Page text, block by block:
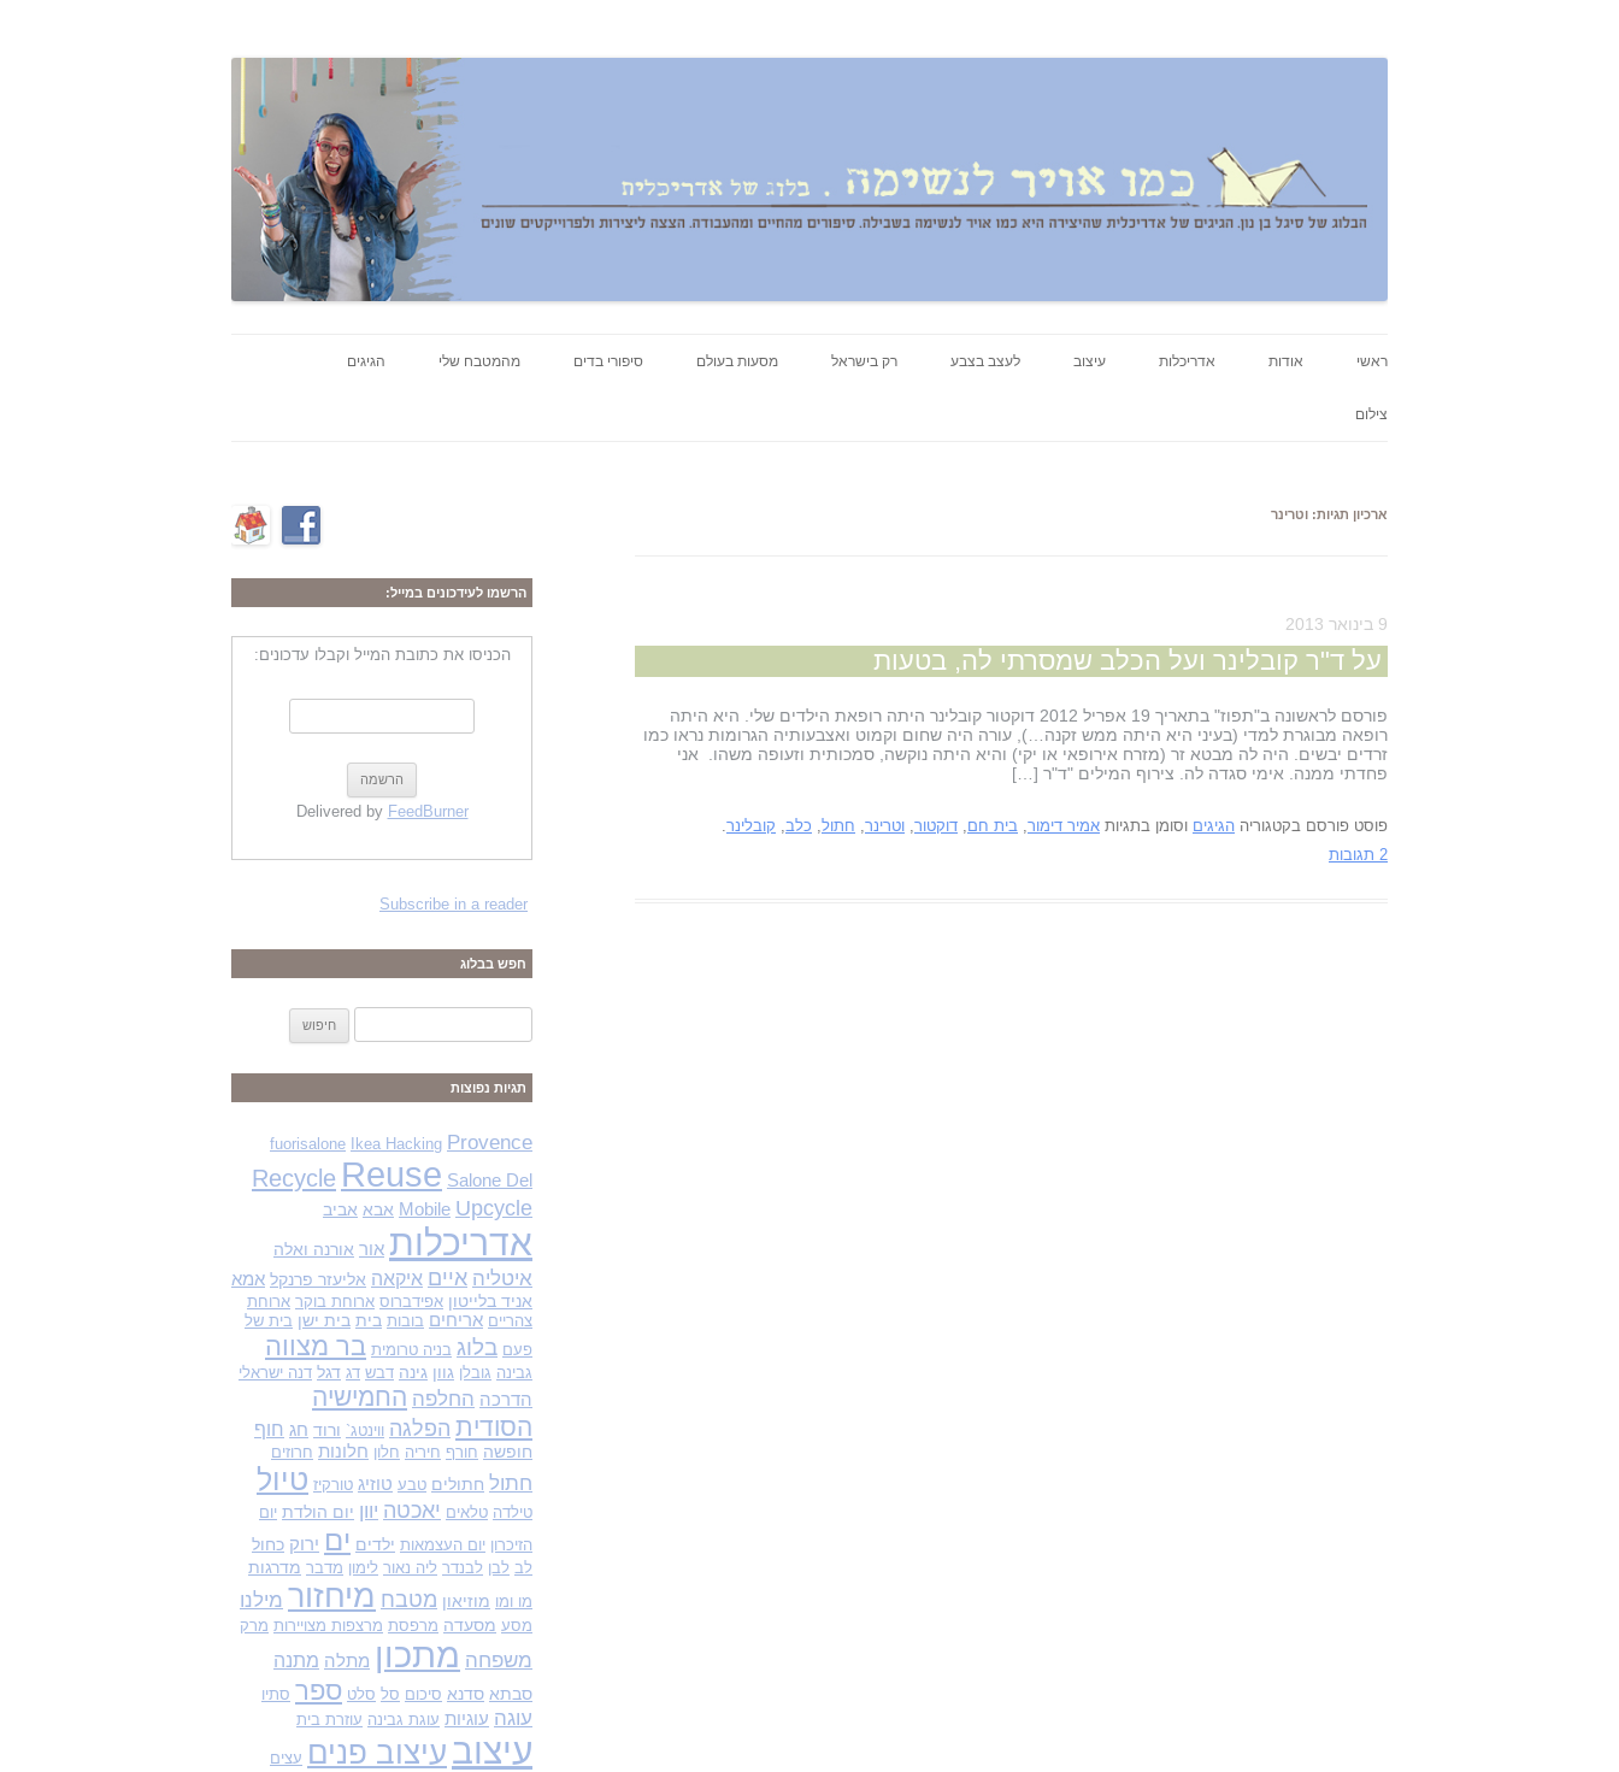
כמו אויר לנשימה – בלוג של אדריכלית
לתוכן
ראשי אודות אדריכלות עיצוב לעצב בצבע רק בישראל מסעות בעולם סיפורי בדים מהמטבח שלי הגיגים
צילום
ארכיון תגיות: וטרינר
9 בינואר 2013
על ד"ר קובלינר ועל הכלב שמסרתי לה, בטעות
פורסם לראשונה ב"תפוז" בתאריך 19 אפריל 2012 דוקטור קובלינר היתה רופאת הילדים שלי. היא היתה
רופאה מבוגרת למדי (בעיני היא היתה ממש זקנה…), עורה היה שחום וקמוט ואצבעותיה הגרומות נראו כמו
זרדים יבשים. היה לה מבטא זר (מזרח אירופאי או יקי) והיא היתה נוקשה, סמכותית וזעופה משהו. אני
פחדתי ממנה. אימי סגדה לה. צירוף המילים "ד"ר […]
פוסט פורסם בקטגוריה הגיגים וסומן בתגיות אמיר דימור בית חם דוקטור וטרינר חתול כלב קובלינר
2 תגובות
הרשמו לעידכונים במייל:
הכניסו את כתובת המייל וקבלו עדכונים:
Delivered by FeedBurner
Subscribe in a reader
חפש בבלוג
פ
ו
ש
תגיות נפוצות
fuorisalone Ikea Hacking Provence
Recycle Reuse Salone Del
Mobile Upcycle אבא אביב
אדריכלות אור אורנה ואלה
איטליה איים איקאה אליעזר פרנקל אמא
אניד בלייטון אפידברוס ארוחת בוקר ארוחת
צהריים אריחים בובות בית בית ישן בית של
פעם בלוג בניה טרומית בר מצווה
גבינה גובלן גוון גינה דבש דג דגל דנה ישראלי
הדרכה החלפה החמישיה
הסודית הפלגה ווינטג` ורוד חג חוף
חופשה חורף חיריה חלון חלונות חרוזים
חתול חתולים טבע טוזיג טורקיז טיול
טילדה טלאים יאכטה יוון יום הולדת יום
הזיכרון יום העצמאות ילדים ים ירוק כחול
לב לבן לבנדר ליה נאור לימון מדבר מדרגות
מו ומו מוזיאון מטבח מיחזור מילנו
מסע מסעדה מרפסת מרצפות מצויירות מרק
משפחה מתכון מתלה מתנה
סבתא סדנא סיכום סל סלט ספר סתיו
עוגה עוגיות עוגת גבינה עוזרת בית
עיצוב עיצוב פנים עצים